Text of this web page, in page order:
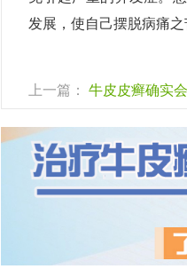
发展，使自己摆脱病痛
上一篇： 牛皮皮癣确实